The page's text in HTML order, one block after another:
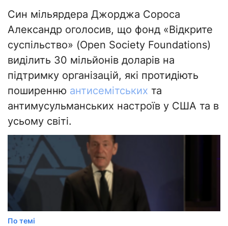
Син мільярдера Джорджа Сороса
Александр оголосив, що фонд «Відкрите
суспільство» (Open Society Foundations)
виділить 30 мільйонів доларів на
підтримку організацій, які протидіють
поширенню антисемітських та
антимусульманських настроїв у США та в
усьому світі.
По темі